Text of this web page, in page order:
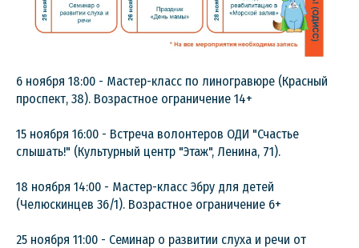
6 ноября 18:00 - Мастер-класс по линогравюре (Красный
проспект, 38). Возрастное ограничение 14+
15 ноября 16:00 - Встреча волонтеров ОДИ "Счастье
слышать!" (Культурный центр "Этаж", Ленина, 71).
18 ноября 14:00 - Мастер-класс Эбру для детей
(Челюскинцев 36/1). Возрастное ограничение 6+
25 ноября 11:00 - Семинар о развитии слуха и речи от